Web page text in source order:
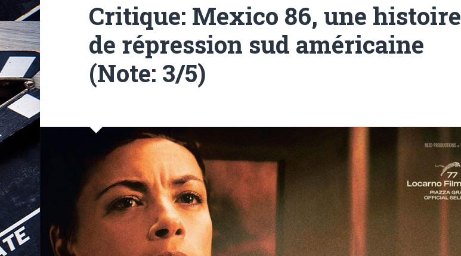
Critique: Mexico 86, une histoire
de répression sud américaine
(Note: 3/5)